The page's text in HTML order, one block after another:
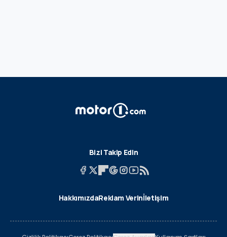
Bizi Takip Edin
HakkımızdaReklam Verinİletişim